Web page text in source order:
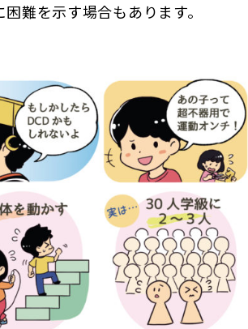
難を示す場合もあります。